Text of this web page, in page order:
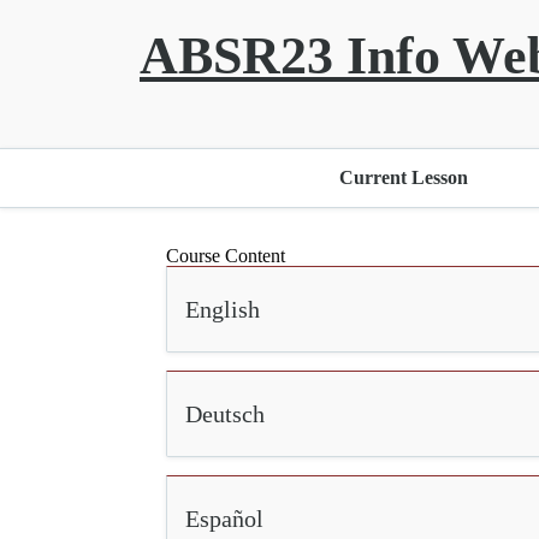
ABSR23 Info
Current Lesson
Course Content
English
Deutsch
Español